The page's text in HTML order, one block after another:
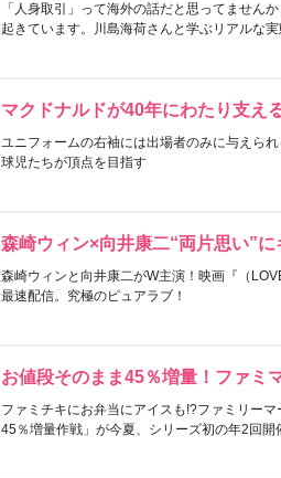
「人身取引」って海外の話だと思ってません
起きています。川島海荷さんと学ぶリアルな
マクドナルドが40年にわたり支え
ユニフォームの右袖には出場者のみに与えら
球児たちが頂点を目指す
森崎ウィン×向井康二“両片思い”
森崎ウィンと向井康二がW主演！映画『（
最速配信。究極のピュアラブ！
お値段そのまま45％増量！ファミ
ファミチキにお弁当にアイスも!?ファミリー
45％増量作戦」が今夏、シリーズ初の年2回開